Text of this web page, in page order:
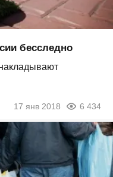
бесследно
17 янв 2018 6 434